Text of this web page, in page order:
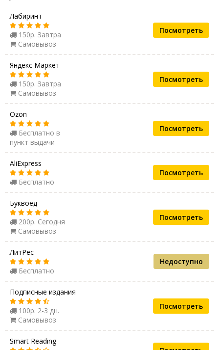
Лабиринт
150р. Завтра
Самовывоз
Посмотреть
Яндекс Маркет
150р. Завтра
Самовывоз
Посмотреть
Ozon
Бесплатно в
пункт выдачи
Посмотреть
AliExpress
Бесплатно
Посмотреть
Буквоед
200р. Сегодня
Самовывоз
Посмотреть
ЛитРес
Бесплатно
Недоступно
Подписные издания
100р. 2-3 дн.
Самовывоз
Посмотреть
Smart Reading